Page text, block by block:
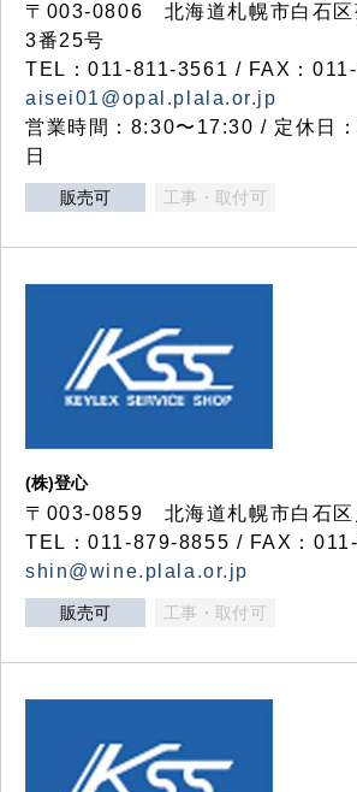
〒003-0806 北海道札幌市白石区
3番25号
TEL：011-811-3561 / FAX：
aisei01@opal.plala.or.jp
営業時間：8:30〜17:30 / 定休日
日
販売可 工事・取付可
(株)登心
〒003-0859 北海道札幌市白石区
TEL：011-879-8855 / FAX：
shin@wine.plala.or.jp
販売可 工事・取付可